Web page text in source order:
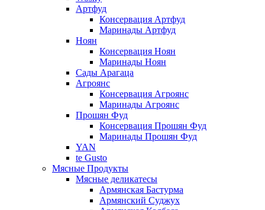
Артфуд
Консервация Артфуд
Маринады Артфуд
Ноян
Консервация Ноян
Маринады Ноян
Сады Арагаца
Агроянс
Консервация Агроянс
Маринады Агроянс
Прошян Фуд
Консервация Прошян Фуд
Маринады Прошян Фуд
YAN
te Gusto
Мясные Продукты
Мясные деликатесы
Армянская Бастурма
Армянский Суджух